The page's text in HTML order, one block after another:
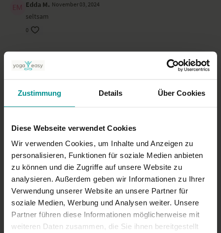
Zustimmung Details Über Cookies
Diese Webseite verwendet Cookies
Wir verwenden Cookies, um Inhalte und Anzeigen zu
personalisieren, Funktionen für soziale Medien anbieten
zu können und die Zugriffe auf unsere Website zu
analysieren. Außerdem geben wir Informationen zu Ihrer
Verwendung unserer Website an unsere Partner für
soziale Medien, Werbung und Analysen weiter. Unsere
Partner führen diese Informationen möglicherweise mit
weiteren Daten zusammen, die Sie ihnen bereitgestellt
Edda M. November 03, 2024
seltsam
0
irgendwie nicht stimmig
Diana P. September 21, 2024
0
Mehr laden
Ähnliche Videos